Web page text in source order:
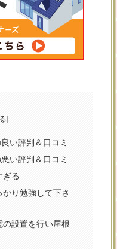
い評判＆口コミ
い評判＆口コミ
ぎる
り勉強して下さ
設置を行い屋根